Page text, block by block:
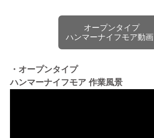
オープンタイプ
ハンマーナイフモア動画
・オープンタイプ
ハンマーナイフモア 作業風景